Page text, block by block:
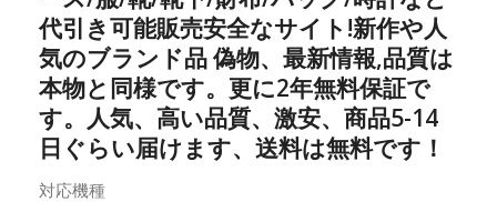
代引き可能販売安全なサイト!新作や人
気のブランド品 偽物、最新情報,品質は
本物と同様です。更に2年無料保証で
す。人気、高い品質、激安、商品5-14
日ぐらい届けます、送料は無料です！
対応機種